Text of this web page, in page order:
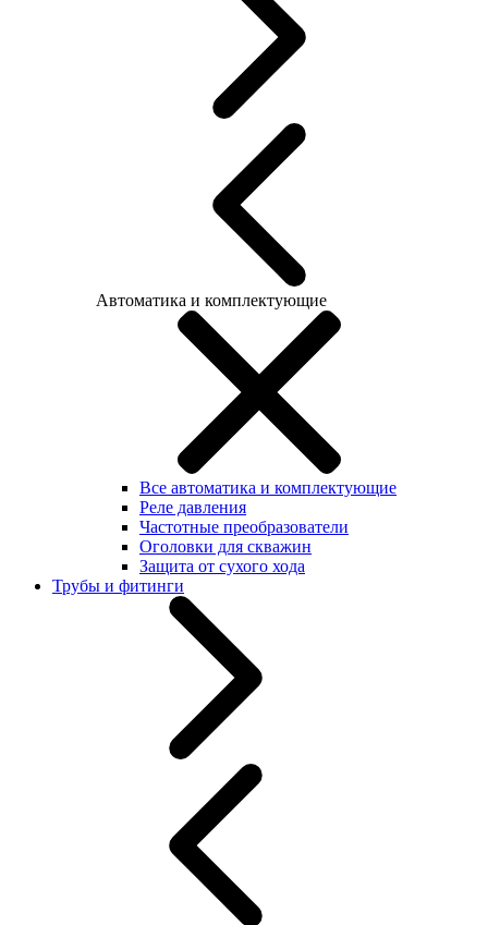
Автоматика и комплектующие
Все автоматика и комплектующие
Реле давления
Частотные преобразователи
Оголовки для скважин
Защита от сухого хода
Трубы и фитинги